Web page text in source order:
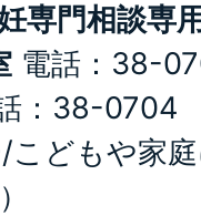
専門相談専
電話：38-
：38-0704
どもや家